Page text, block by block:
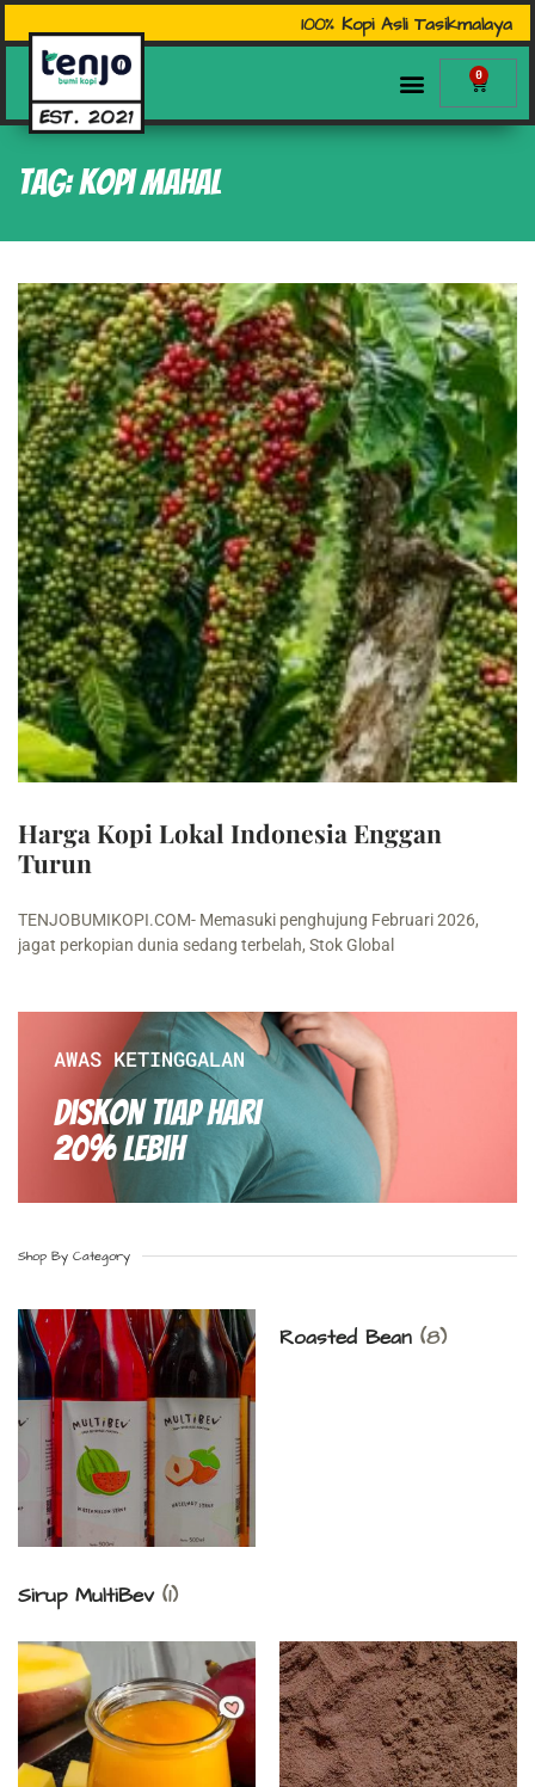
100% Kopi Asli Tasikmalaya
0
Tag: kopi mahal
Harga Kopi Lokal Indonesia Enggan
Turun
TENJOBUMIKOPI.COM- Memasuki penghujung Februari 2026,
jagat perkopian dunia sedang terbelah, Stok Global
AWAS KETINGGALAN
Diskon Tiap hari
20% Lebih
Shop By Category
Sirup MultiBev (1)
Roasted Bean (8)